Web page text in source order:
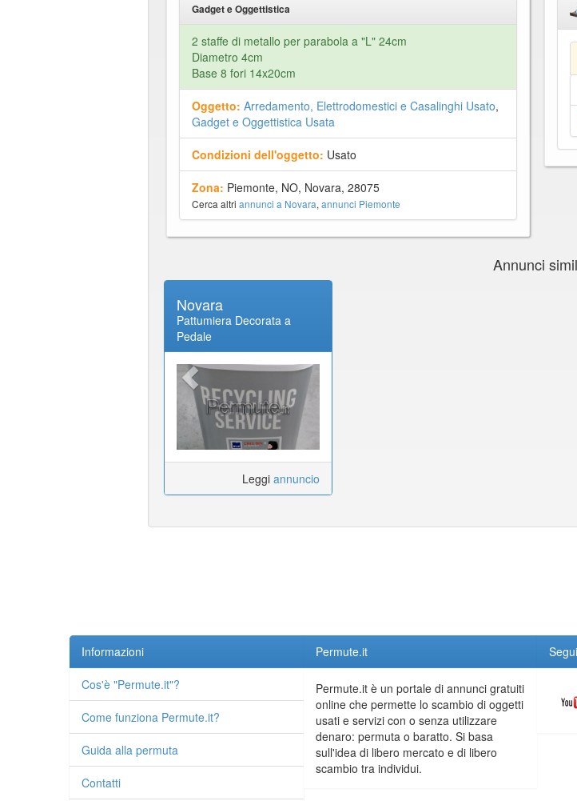
Gadget e Oggettistica
2 staffe di metallo per parabola a "L" 24cm
Diametro 4cm
Base 8 fori 14x20cm
Oggetto: Arredamento, Elettrodomestici e Casalinghi Usato,
Gadget e Oggettistica Usata
Condizioni dell'oggetto: Usato
Zona: Piemonte, NO, Novara, 28075
Cerca altri annunci a Novara, annunci Piemonte
Annunci
Novara
Pattumiera Decorata a
Pedale
Leggi annuncio
Informazioni
Cos'è "Permute.it"?
Come funziona Permute.it?
Guida alla permuta
Contatti
Permute.it
Permute.it è un portale di annunci gratuiti
online che permette lo scambio di oggetti
usati e servizi con o senza utilizzare
denaro: permuta o baratto. Si basa
sull'idea di libero mercato e di libero
scambio tra individui.